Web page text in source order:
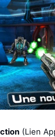
(Lien